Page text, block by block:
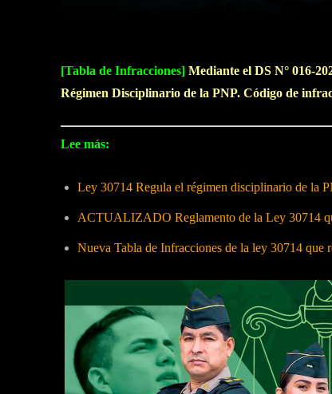
[Tabla de Infracciones] Mediante el DS N° 016-
Régimen Disciplinario de la PNP. Código de
Lee más:
Ley 30714 Regula el régimen disciplinario de la
ACTUALIZADO Reglamento de la Ley 30714
Nueva Tabla de Infracciones de la ley 30714